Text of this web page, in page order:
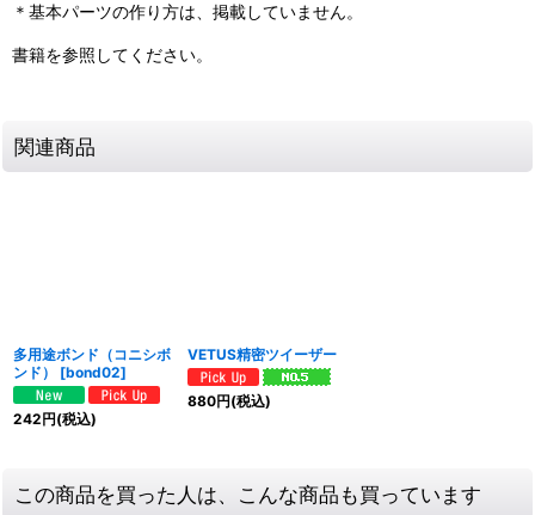
＊基本パーツの作り方は、掲載していません。
書籍を参照してください。
関連商品
多用途ボンド（コニシボ
ンド）
[bond02]
242円(税込)
VETUS精密ツイーザー
880円(税込)
この商品を買った人は、こんな商品も買っています